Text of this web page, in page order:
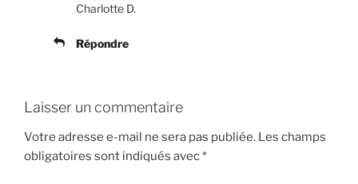
Charlotte D.
Répondre
Laisser un commentaire
Votre adresse e-mail ne sera pas publiée. Les champs
obligatoires sont indiqués avec*